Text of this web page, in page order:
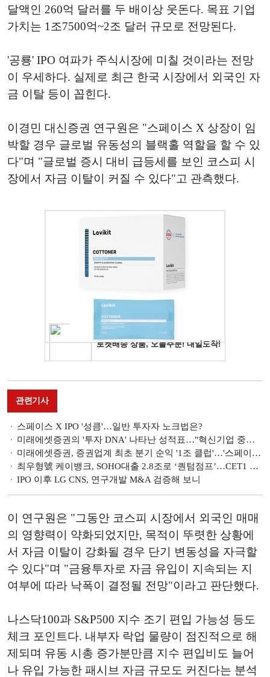
달액인 260억 달러를 두 배이상 웃돈다. 목표 기업
가치는 1조7500억~2조 달러 규모로 전망된다.
'공룡' IPO 여파가 주식시장에 미칠 것이라는 전망
이 우세하다. 실제로 최근 한국 시장에서 외국인 자
금 이탈 등이 꼽힌다.
이경민 대신증권 연구원은 "스페이스 X 상장이 임
박할 경우 글로벌 유동성의 블랙홀 역할을 할 수 있
다"며 "글로벌 증시 대비 급등세를 보인 코스피 시
장에서 자금 이탈이 커질 수 있다"고 관측했다.
관련기사
스페이스 X IPO '성큼'…일반 투자자 노크법은?
미래에셋증권의 '투자 DNA' 나타난 성적표…"혁신기업 중심 포트폴리오 재편" [금융사 2026 1분기 실적]
미래에셋증권, 증권업계 최초 분기 순익 '1조 클럽'…'스페이스X 효과'에 WM·글로벌 양날개 [금융사 2026 1분기 실적]
최우형號 케이뱅크, SOHO대출 2.8조로 ‘퀀텀점프’…CET1 19%대 진입 [금융사 2026 1분기 실적]
IPO 이후 LG CNS, 연구개발 M&A 검증해 보니
이 연구원은 "그동안 코스피 시장에서 외국인 매매
의 영향력이 약화되었지만, 목적이 뚜렷한 상황에
서 자금 이탈이 강화될 경우 단기 변동성을 자극할
수 있다"며 "금융투자로 자금 유입이 지속되는 지
여부에 따라 낙폭이 결정될 전망"이라고 판단했다.
나스닥100과 S&P500 지수 조기 편입 가능성 등도
체크 포인트다. 내부자 락업 물량이 점진적으로 해
제되며 유동 시총 증가분만큼 지수 편입비도 늘어
나 유입 가능한 패시브 자금 규모도 커진다는 분석